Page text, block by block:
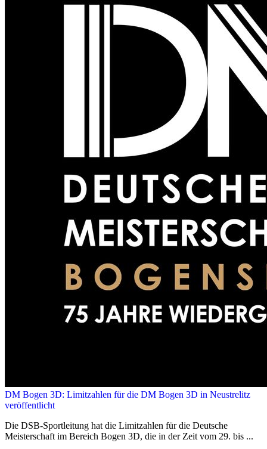
DM Bogen 3D: Limitzahlen für die DM Bogen 3D in Neustrelitz
veröffentlicht
Die DSB-Sportleitung hat die Limitzahlen für die Deutsche
Meisterschaft im Bereich Bogen 3D, die in der Zeit vom 29. bis ...